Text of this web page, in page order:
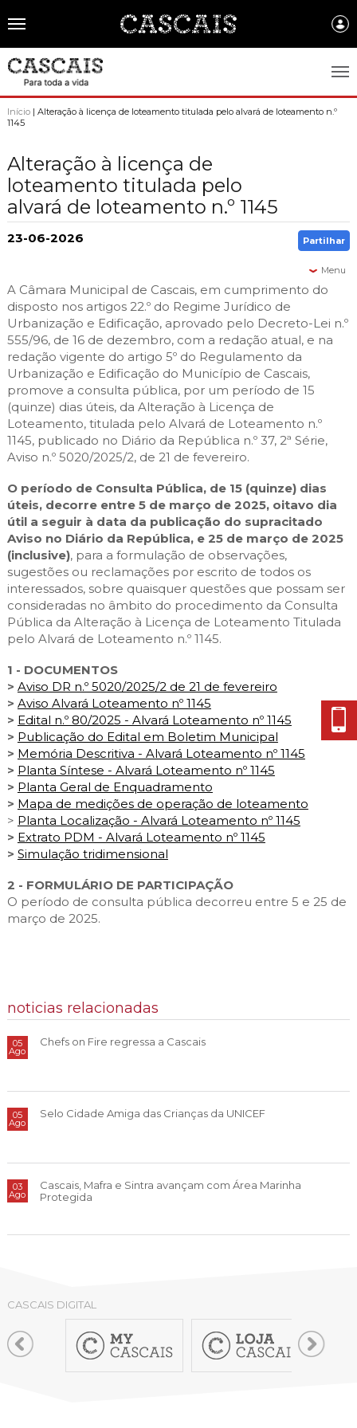
Português
CASCAIS.PT
SOBRE CASCAIS:
História
Arquivo Historico
Recursos educativos - história e património
GOVERNO LOCAL:
Assembleia Municipal
Gestão administrativa e financeira
Projetos Cofinanciados
Transparência Municipal
Planeamento Estratégico
Reabilitação urbana
Urbanismo
FREGUESIAS:
Carcavelos e Parede
Cascais e Estoril
S. Domingos de Rana
Cascais Ambiente
Cascais Dinâmica
Cascais Envolvente
Cascais Próxima
FACTOS E NÚMEROS:
Ambiente & Energia
Economia & Inovação
Governação
Mobilidade
Qualidade de vida
COMUNICAÇÃO:
Jornal C
VIVER
VISITAR
ESTUDAR
TEMPOS LIVRES
MOBILIDADE
INVESTIR EM CASCAIS
SERVIÇOS
MAPA DO PORTAL
Início| Alteração à licença de loteamento titulada pelo alvará de loteamento n.º
1145
Alteração à licença de
loteamento titulada pelo
alvará de loteamento n.º 1145
23-06-2026 Partilhar
A Câmara Municipal de Cascais, em cumprimento do
disposto nos artigos 22.º do Regime Jurídico de
Urbanização e Edificação, aprovado pelo Decreto-Lei n.º
555/96, de 16 de dezembro, com a redação atual, e na
redação vigente do artigo 5º do Regulamento da
Urbanização e Edificação do Município de Cascais,
promove a consulta pública, por um período de 15
(quinze) dias úteis, da Alteração à Licença de
Loteamento, titulada pelo Alvará de Loteamento n.º
1145, publicado no Diário da República n.º 37, 2ª Série,
Aviso n.º 5020/2025/2, de 21 de fevereiro.
O período de Consulta Pública, de 15 (quinze) dias
úteis, decorre entre 5 de março de 2025, oitavo dia
útil a seguir à data da publicação do supracitado
Aviso no Diário da República, e 25 de março de 2025
(inclusive), para a formulação de observações,
sugestões ou reclamações por escrito de todos os
interessados, sobre quaisquer questões que possam ser
consideradas no âmbito do procedimento da Consulta
Pública da Alteração à Licença de Loteamento Titulada
pelo Alvará de Loteamento n.º 1145.
1 - DOCUMENTOS
> Aviso DR n.º 5020/2025/2 de 21 de fevereiro
> Aviso Alvará Loteamento nº 1145
> Edital n.º 80/2025 - Alvará Loteamento nº 1145
> Publicação do Edital em Boletim Municipal
> Memória Descritiva - Alvará Loteamento nº 1145
> Planta Síntese - Alvará Loteamento nº 1145
> Planta Geral de Enquadramento
> Mapa de medições de operação de loteamento
> Planta Localização - Alvará Loteamento nº 1145
> Extrato PDM - Alvará Loteamento nº 1145
> Simulação tridimensional
2 - FORMULÁRIO DE PARTICIPAÇÃO
O período de consulta pública decorreu entre 5 e 25 de
março de 2025.
Menu
noticias relacionadas
05
Ago
Chefs on Fire regressa a Cascais
05
Ago
Selo Cidade Amiga das Crianças da UNICEF
03
Ago
Cascais, Mafra e Sintra avançam com Área Marinha
Protegida
CASCAIS DIGITAL